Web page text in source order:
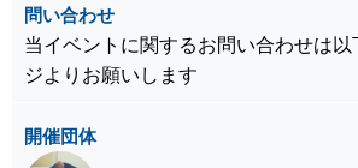
問い合わせ
当イベントに関するお問い合わせは
ジよりお願いします
開催団体